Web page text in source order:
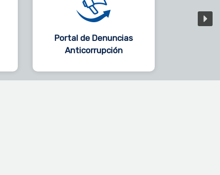
Portal de Denuncias
Anticorrupción